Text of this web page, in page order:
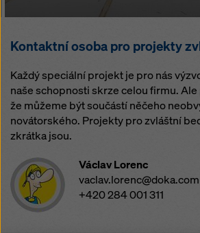
Kontaktní osoba pro projekty
Každý speciální projekt je pro nás
naše schopnosti skrze celou firmu.
že můžeme být součástí něčeho
novátorského. Projekty pro zvláštní
zkrátka jsou.
Václav Lorenc
vaclav.lorenc@doka.com
+420 284 001 311